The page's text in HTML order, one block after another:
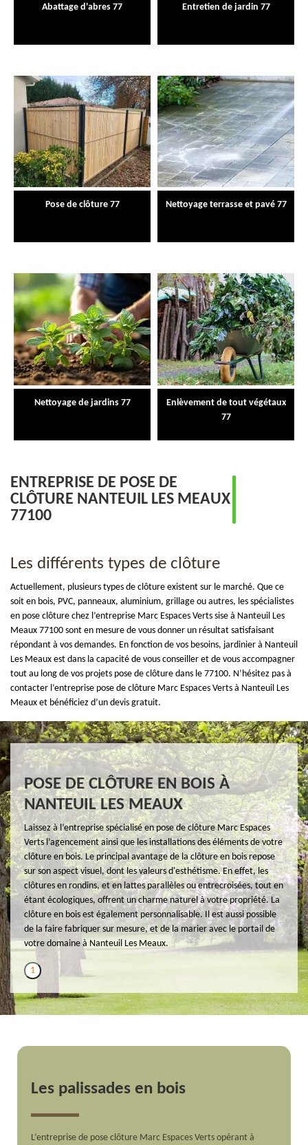
Abattage d'abres 77 Entretien de jardin 77
Pose de clôture 77 Nettoyage terrasse et pavé 77
Nettoyage de jardins 77
Enlèvement de tout végétaux
77
ENTREPRISE DE POSE DE
CLÔTURE NANTEUIL LES MEAUX
77100
Les différents types de clôture
Actuellement, plusieurs types de clôture existent sur le marché. Que ce
soit en bois, PVC, panneaux, aluminium, grillage ou autres, les spécialistes
en pose clôture chez l’entreprise Marc Espaces Verts sise à Nanteuil Les
Meaux 77100 sont en mesure de vous donner un résultat satisfaisant
répondant à vos demandes. En fonction de vos besoins, jardinier à Nanteuil
Les Meaux est dans la capacité de vous conseiller et de vous accompagner
tout au long de vos projets pose de clôture dans le 77100. N’hésitez pas à
contacter l’entreprise pose de clôture Marc Espaces Verts à Nanteuil Les
Meaux et bénéficiez d’un devis gratuit.
POSE DE CLÔTURE EN BOIS À
NANTEUIL LES MEAUX
Laissez à l’entreprise spécialisé en pose de clôture Marc Espaces
Verts l’agencement ainsi que les installations des éléments de votre
clôture en bois. Le principal avantage de la clôture en bois repose
sur son aspect visuel, dont les valeurs d'esthétisme. En effet, les
clôtures en rondins, et en lattes parallèles ou entrecroisées, tout en
étant écologiques, offrent un charme naturel à votre propriété. La
clôture en bois est également personnalisable. Il est aussi possible
de la faire fabriquer sur mesure, et de la marier avec le portail de
votre domaine à Nanteuil Les Meaux.
1
Les palissades en bois
L’entreprise de pose clôture Marc Espaces Verts opérant à